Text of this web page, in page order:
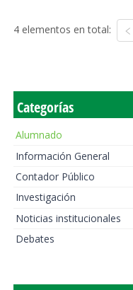
4 elementos en total:
Categorías
Alumnado
Información General
Contador Público
Investigación
Noticias institucionales
Debates